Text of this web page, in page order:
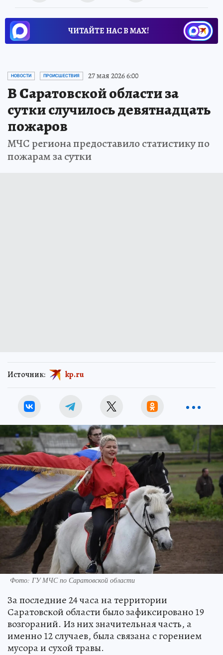
ЧИТАЙТЕ НАС В МАХ!
НОВОСТИ ПРОИСШЕСТВИЯ 27 мая 2026 6:00
В Саратовской области за
сутки случилось девятнадцать
пожаров
МЧС региона предоставило статистику по
пожарам за сутки
Источник: kp.ru
Фото: ГУ МЧС по Саратовской области
За последние 24 часа на территории
Саратовской области было зафиксировано 19
возгораний. Из них значительная часть, а
именно 12 случаев, была связана с горением
мусора и сухой травы.